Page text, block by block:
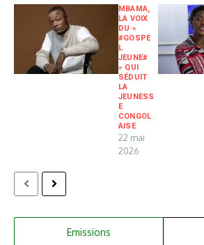
MBAMA,
LA VOIX
DU «
#GOSPE
L
JEUNE#
» QUI
SÉDUIT
LA
JEUNESS
E
CONGOL
AISE
22 mai
2026
Emissions